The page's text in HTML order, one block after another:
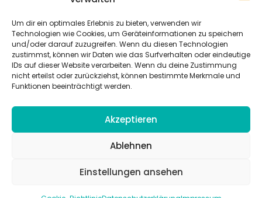
Um dir ein optimales Erlebnis zu bieten, verwenden wir
Technologien wie Cookies, um Geräteinformationen zu speichern
und/oder darauf zuzugreifen. Wenn du diesen Technologien
zustimmst, können wir Daten wie das Surfverhalten oder eindeutige
IDs auf dieser Website verarbeiten. Wenn du deine Zustimmung
nicht erteilst oder zurückziehst, können bestimmte Merkmale und
Funktionen beeinträchtigt werden.
Akzeptieren
Ablehnen
Einstellungen ansehen
Beziehungsarbeit.
Beteiligte Verbände
CVJM-Landesverband Bayern e. V. |CVJM-Gesamtverband in
Deutschland e. V.
CVJM-Westbund e. V.|Deutscher Jugendverband „Entschieden für
Christus“ e. V.
© 2026 jugendarbeit.online